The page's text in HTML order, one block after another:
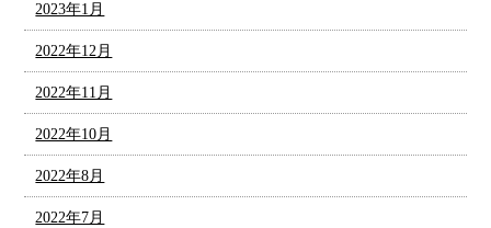
2023年1月
2022年12月
2022年11月
2022年10月
2022年8月
2022年7月